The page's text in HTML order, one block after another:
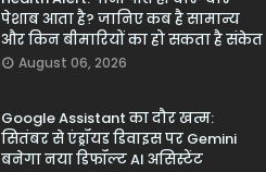
पेशाब आता है? जानिए कब है सामान्य
और किन बीमारियों का हो सकता है संकेत
August 06, 2026
Google Assistant का दौर खत्म:
सितंबर से एंड्रॉयड डिवाइस पर Gemini
बनेगा नया डिफॉल्ट AI असिस्टेंट